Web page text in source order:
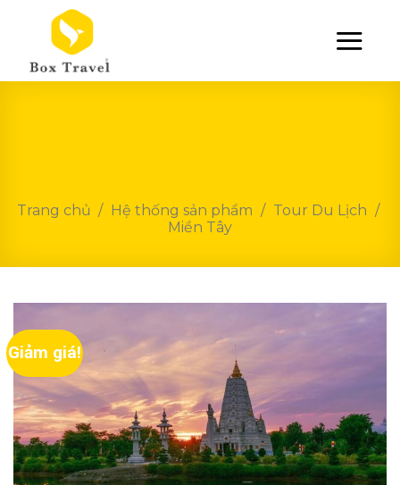
Trang chủ / Hệ thống sản phẩm / Tour Du Lịch /
Miền Tây
Giảm giá!